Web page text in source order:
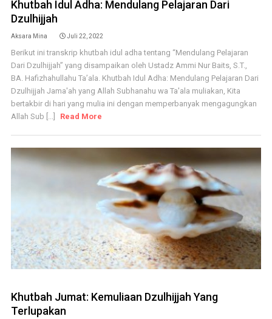
Khutbah Idul Adha: Mendulang Pelajaran Dari
Dzulhijjah
Aksara Mina Juli 22, 2022
Berikut ini transkrip khutbah idul adha tentang “Mendulang Pelajaran
Dari Dzulhijjah” yang disampaikan oleh Ustadz Ammi Nur Baits, S.T.,
BA. Hafizhahullahu Ta’ala. Khutbah Idul Adha: Mendulang Pelajaran Dari
Dzulhijjah Jama'ah yang Allah Subhanahu wa Ta'ala muliakan, Kita
bertakbir di hari yang mulia ini dengan memperbanyak mengagungkan
Allah Sub [...]
Read More
Khutbah Jumat: Kemuliaan Dzulhijjah Yang
Terlupakan